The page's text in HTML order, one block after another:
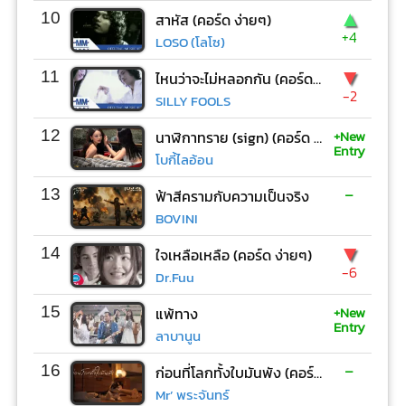
10 สาหัส (คอร์ด ง่ายๆ)
LOSO (โลโซ)
▲
+4
11 ไหนว่าจะไม่หลอกกัน (คอร์ด ง่ายๆ)
SILLY FOOLS
▼
-2
12 นาฬิกาทราย (sign) (คอร์ด ง่ายๆ)
โบกี้ไลอ้อน
+New
Entry
13 ฟ้าสีครามกับความเป็นจริง
BOVINI
-
14 ใจเหลือเหลือ (คอร์ด ง่ายๆ)
Dr.Fuu
▼
-6
15 แพ้ทาง
ลาบานูน
+New
Entry
16 ก่อนที่โลกทั้งใบมันพัง (คอร์ด ง่ายๆ)
Mr’ พระจันทร์
-